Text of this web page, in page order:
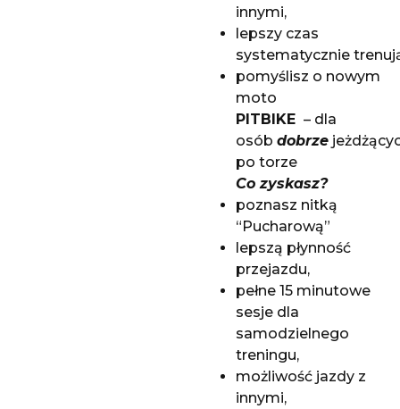
innymi,
lepszy czas
systematycznie
pomyślisz o nowym
moto
PITBIKE – dla
osób dobrze
po torze
Co zyskasz?
poznasz nitką
“Pucharową”
lepszą płynność
przejazdu,
pełne 15 minutowe
sesje dla
samodzielnego
treningu,
możliwość jazdy z
innymi,